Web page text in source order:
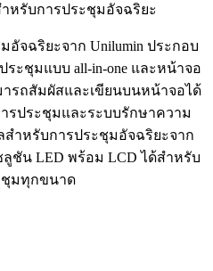
หรับการประชุมอัจฉริยะ
จฉริยะจาก Unilumin ประกอบ
ะชุมแบบ all-in-one และหน้าจอ
ารถสัมผัสและเขียนบนหน้าจอได้
รประชุมและระบบรักษาความ
สำหรับการประชุมอัจฉริยะจาก
ชัน LED พร้อม LCD ได้สำหรับ
ชุมทุกขนาด